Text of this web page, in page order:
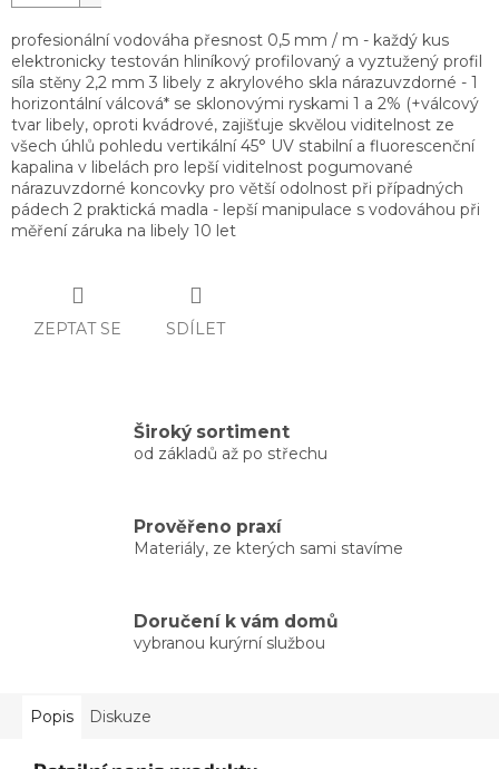
profesionální vodováha přesnost 0,5 mm / m - každý kus
elektronicky testován hliníkový profilovaný a vyztužený profil
síla stěny 2,2 mm 3 libely z akrylového skla nárazuvzdorné - 1
horizontální válcová* se sklonovými ryskami 1 a 2% (+válcový
tvar libely, oproti kvádrové, zajišťuje skvělou viditelnost ze
všech úhlů pohledu vertikální 45° UV stabilní a fluorescenční
kapalina v libelách pro lepší viditelnost pogumované
nárazuvzdorné koncovky pro větší odolnost při případných
pádech 2 praktická madla - lepší manipulace s vodováhou při
měření záruka na libely 10 let
ZEPTAT SE SDÍLET
Široký sortiment
od základů až po střechu
Prověřeno praxí
Materiály, ze kterých sami stavíme
Doručení k vám domů
vybranou kurýrní službou
Popis Diskuze